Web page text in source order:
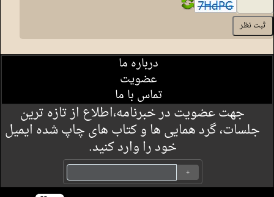
درباره ما
عضویت
تماس با ما
جهت عضویت در خبرنامه،اطلاع از تازه ترین
جلسات، گرد همایی ها و کتاب های چاپ شده ایمیل
خود را وارد کنید.